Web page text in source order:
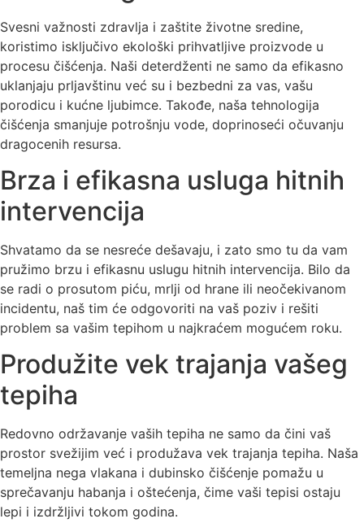
Svesni važnosti zdravlja i zaštite životne sredine,
koristimo isključivo ekološki prihvatljive proizvode u
procesu čišćenja. Naši deterdženti ne samo da efikasno
uklanjaju prljavštinu već su i bezbedni za vas, vašu
porodicu i kućne ljubimce. Takođe, naša tehnologija
čišćenja smanjuje potrošnju vode, doprinoseći očuvanju
dragocenih resursa.
Brza i efikasna usluga hitnih
intervencija
Shvatamo da se nesreće dešavaju, i zato smo tu da vam
pružimo brzu i efikasnu uslugu hitnih intervencija. Bilo da
se radi o prosutom piću, mrlji od hrane ili neočekivanom
incidentu, naš tim će odgovoriti na vaš poziv i rešiti
problem sa vašim tepihom u najkraćem mogućem roku.
Produžite vek trajanja vašeg
tepiha
Redovno održavanje vaših tepiha ne samo da čini vaš
prostor svežijim već i produžava vek trajanja tepiha. Naša
temeljna nega vlakana i dubinsko čišćenje pomažu u
sprečavanju habanja i oštećenja, čime vaši tepisi ostaju
lepi i izdržljivi tokom godina.